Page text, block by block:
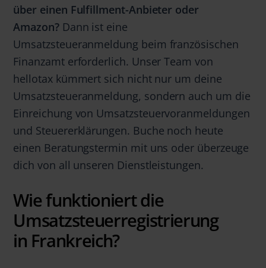
über einen Fulfillment-Anbieter oder
Amazon? Dann ist eine
Umsatzsteueranmeldung beim französischen
Finanzamt erforderlich. Unser Team von
hellotax kümmert sich nicht nur um deine
Umsatzsteueranmeldung, sondern auch um die
Einreichung von Umsatzsteuervoranmeldungen
und Steuererklärungen. Buche noch heute
einen Beratungstermin mit uns oder überzeuge
dich von all unseren Dienstleistungen.
Wie funktioniert die
Umsatzsteuerregistrierung
in Frankreich?